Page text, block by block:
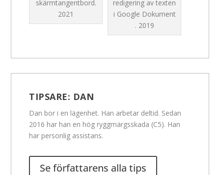
skärmtangentbord.
2021
redigering av texten
i Google Dokument
. 2019
TIPSARE: DAN
Dan bor i en lägenhet. Han arbetar deltid. Sedan
2016 har han en hög ryggmärgsskada (C5). Han
har personlig assistans.
Se författarens alla tips